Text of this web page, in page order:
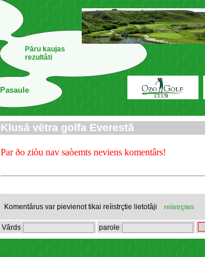
Pasaule
Pāru kaujas
rezultâti
Klusā vētra golfa Everestā
Par ðo ziòu nav saòemts neviens komentârs!
Komentârus var pievienot tikai reìistrçtie lietotâji reìistrçties
Vârds parole